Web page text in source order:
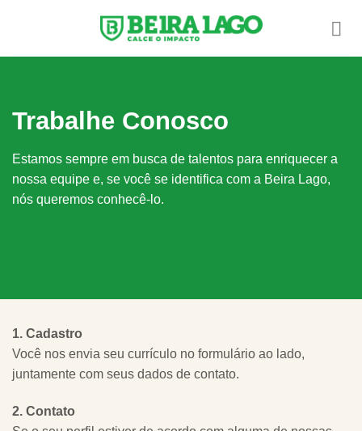
Trabalhe Conosco
Estamos sempre em busca de talentos para enriquecer a
nossa equipe e, se você se identifica com a Beira Lago,
nós queremos conhecê-lo.
1. Cadastro
Você nos envia seu currículo no formulário ao lado,
juntamente com seus dados de contato.
2. Contato